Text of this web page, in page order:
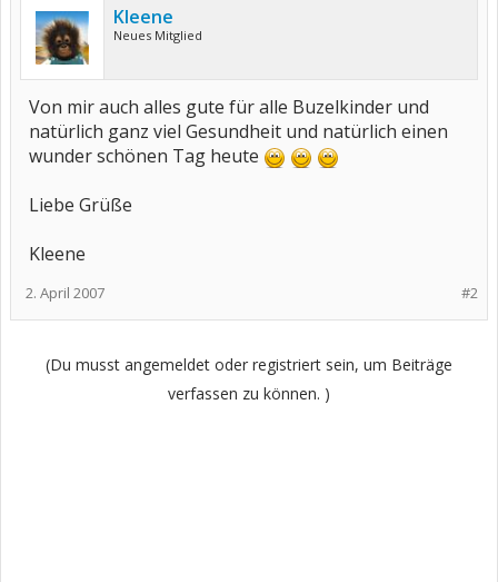
Kleene
Neues Mitglied
Von mir auch alles gute für alle Buzelkinder und
natürlich ganz viel Gesundheit und natürlich einen
wunder schönen Tag heute
Liebe Grüße
Kleene
#2
2. April 2007
(Du musst angemeldet oder registriert sein, um Beiträge
verfassen zu können. )